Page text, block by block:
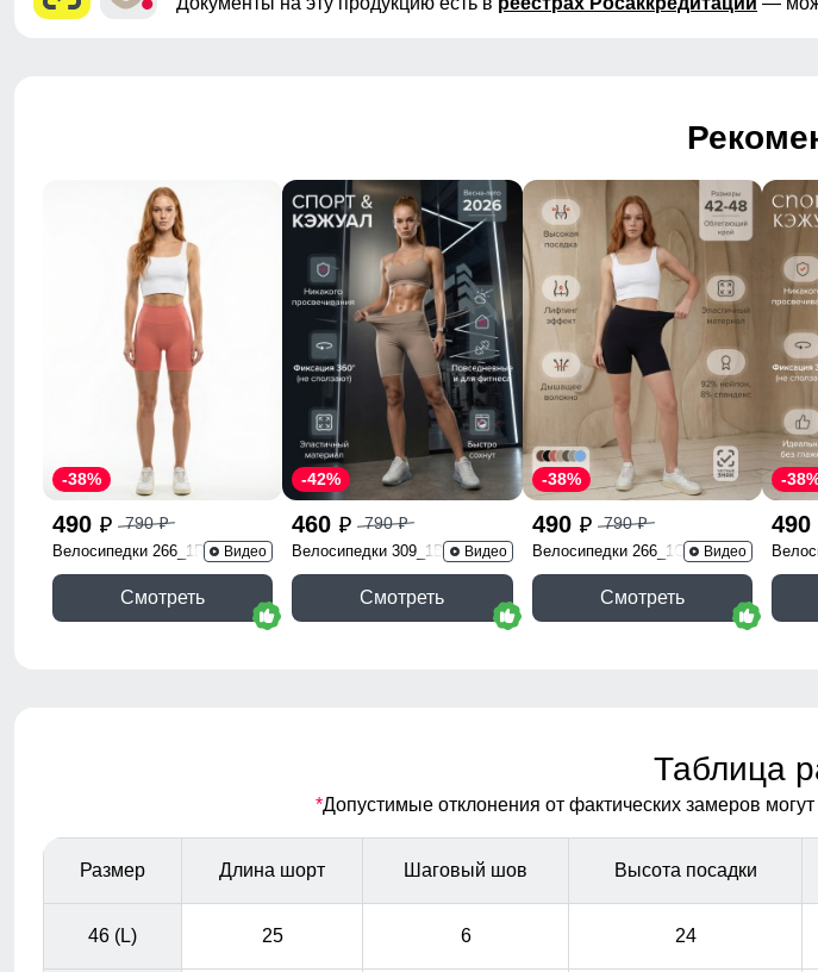
490 p 790p
-38%
Велосипедки 266_1R Видео
Смотреть
460 p 790p
-42%
Велосипедки 309_1B Видео
Смотреть
490 p 790p
-38%
Велосипедки 266_1Ch Видео
Смотреть
490
-
Таблица
*Допустимые отклонения от фактических замеров
Размер Длина шорт Шаговый шов Высота посадки
46 (L) 25 6 24